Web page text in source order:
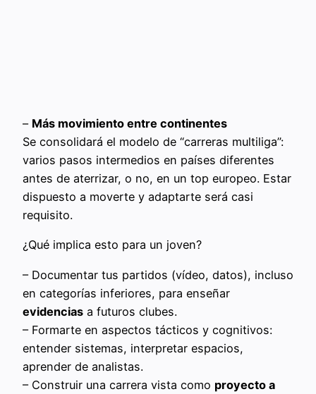
– Más movimiento entre continentes
Se consolidará el modelo de “carreras multiliga”:
varios pasos intermedios en países diferentes
antes de aterrizar, o no, en un top europeo. Estar
dispuesto a moverte y adaptarte será casi
requisito.
¿Qué implica esto para un joven?
– Documentar tus partidos (vídeo, datos), incluso
en categorías inferiores, para enseñar
evidencias a futuros clubes.
– Formarte en aspectos tácticos y cognitivos:
entender sistemas, interpretar espacios,
aprender de analistas.
– Construir una carrera vista como proyecto a